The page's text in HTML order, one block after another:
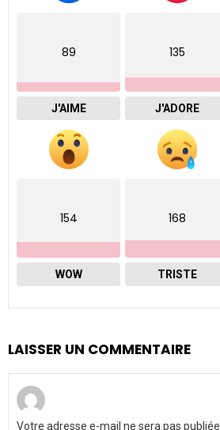
89
J'AIME
135
J'ADORE
154
WOW
168
TRISTE
LAISSER UN COMMENTAIRE
Votre adresse e-mail ne sera pas publiée.